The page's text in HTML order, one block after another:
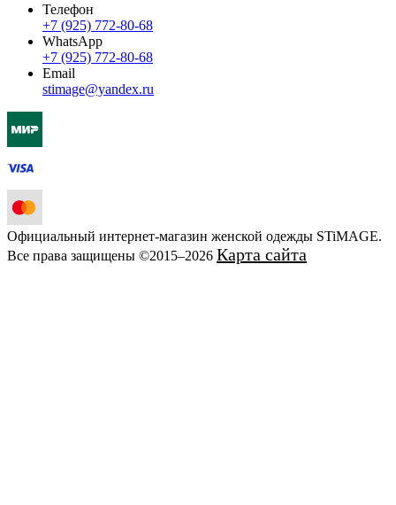
Телефон
+7 (925) 772-80-68
WhatsApp
+7 (925) 772-80-68
Email
stimage@yandex.ru
Официальный интернет-магазин женской одежды STiMAGE.
Все права защищены ©2015–2026 Карта сайта